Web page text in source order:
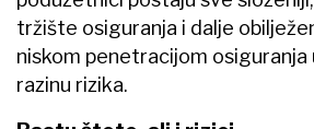
tržište osiguranja i dalje
niskom penetracijom osiguranja
razinu rizika.